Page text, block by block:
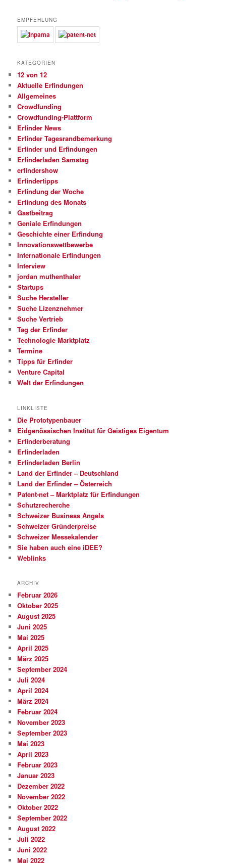
EMPFEHLUNG
KATEGORIEN
12 von 12
Aktuelle Erfindungen
Allgemeines
Crowdfunding
Crowdfunding-Plattform
Erfinder News
Erfinder Tagesrandbemerkung
Erfinder und Erfindungen
Erfinderladen Samstag
erfindershow
Erfindertipps
Erfindung der Woche
Erfindung des Monats
Gastbeitrag
Geniale Erfindungen
Geschichte einer Erfindung
Innovationswettbewerbe
Internationale Erfindungen
Interview
jordan muthenthaler
Startups
Suche Hersteller
Suche Lizenznehmer
Suche Vertrieb
Tag der Erfinder
Technologie Marktplatz
Termine
Tipps für Erfinder
Venture Capital
Welt der Erfindungen
LINKLISTE
Die Prototypenbauer
Eidgenössischen Institut für Geistiges Eigentum
Erfinderberatung
Erfinderladen
Erfinderladen Berlin
Land der Erfinder – Deutschland
Land der Erfinder – Österreich
Patent-net – Marktplatz für Erfindungen
Schutzrecherche
Schweizer Business Angels
Schweizer Gründerpreise
Schweizer Messekalender
Sie haben auch eine iDEE?
Weblinks
ARCHIV
Februar 2026
Oktober 2025
August 2025
Juni 2025
Mai 2025
April 2025
März 2025
September 2024
Juli 2024
April 2024
März 2024
Februar 2024
November 2023
September 2023
Mai 2023
April 2023
Februar 2023
Januar 2023
Dezember 2022
November 2022
Oktober 2022
September 2022
August 2022
Juli 2022
Juni 2022
Mai 2022